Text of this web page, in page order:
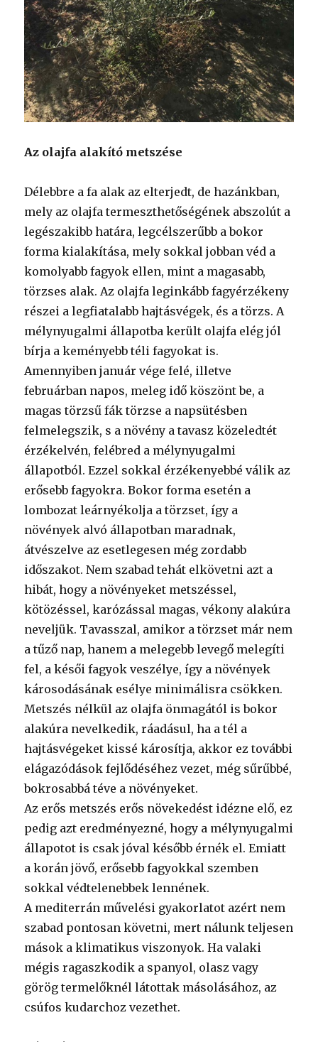
Az olajfa alakító metszése
Délebbre a fa alak az elterjedt, de hazánkban,
mely az olajfa termeszthetőségének abszolút a
legészakibb határa, legcélszerűbb a bokor
forma kialakítása, mely sokkal jobban véd a
komolyabb fagyok ellen, mint a magasabb,
törzses alak. Az olajfa leginkább fagyérzékeny
részei a legfiatalabb hajtásvégek, és a törzs. A
mélynyugalmi állapotba került olajfa elég jól
bírja a keményebb téli fagyokat is.
Amennyiben január vége felé, illetve
februárban napos, meleg idő köszönt be, a
magas törzsű fák törzse a napsütésben
felmelegszik, s a növény a tavasz közeledtét
érzékelvén, felébred a mélynyugalmi
állapotból. Ezzel sokkal érzékenyebbé válik az
erősebb fagyokra. Bokor forma esetén a
lombozat leárnyékolja a törzset, így a
növények alvó állapotban maradnak,
átvészelve az esetlegesen még zordabb
időszakot. Nem szabad tehát elkövetni azt a
hibát, hogy a növényeket metszéssel,
kötözéssel, karózással magas, vékony alakúra
neveljük. Tavasszal, amikor a törzset már nem
a tűző nap, hanem a melegebb levegő melegíti
fel, a késői fagyok veszélye, így a növények
károsodásának esélye minimálisra csökken.
Metszés nélkül az olajfa önmagától is bokor
alakúra nevelkedik, ráadásul, ha a tél a
hajtásvégeket kissé károsítja, akkor ez további
elágazódások fejlődéséhez vezet, még sűrűbbé,
bokrosabbá téve a növényeket.
Az erős metszés erős növekedést idézne elő, ez
pedig azt eredményezné, hogy a mélynyugalmi
állapotot is csak jóval később érnék el. Emiatt
a korán jövő, erősebb fagyokkal szemben
sokkal védtelenebbek lennének.
A mediterrán művelési gyakorlatot azért nem
szabad pontosan követni, mert nálunk teljesen
mások a klimatikus viszonyok. Ha valaki
mégis ragaszkodik a spanyol, olasz vagy
görög termelőknél látottak másolásához, az
csúfos kudarchoz vezethet.